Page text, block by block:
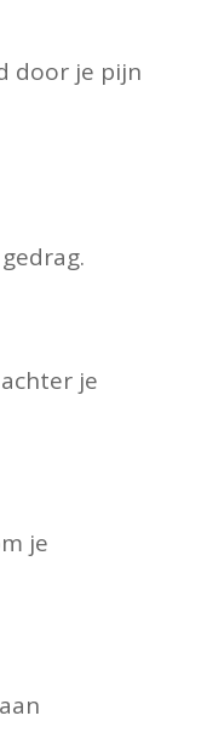
door je pijn
je
je